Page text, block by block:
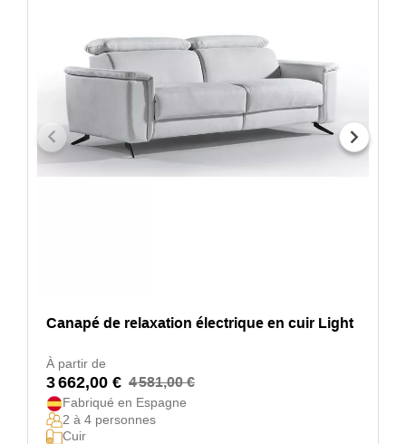
Canapé de relaxation électrique en cuir Light
À partir de
3 662,00 € 4 581,00 €
Fabriqué en Espagne
2 à 4 personnes
Cuir